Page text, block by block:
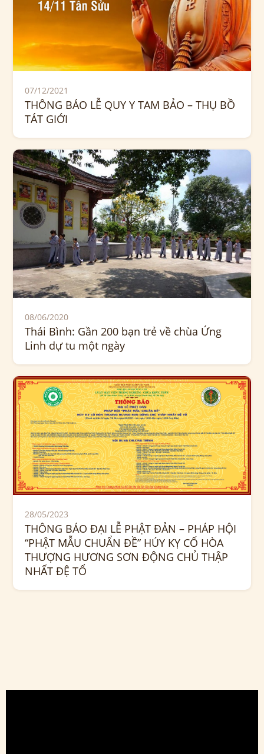
07/12/2021
THÔNG BÁO LỄ QUY Y TAM BẢO – THỤ BỒ
TÁT GIỚI
08/06/2020
Thái Bình: Gần 200 bạn trẻ về chùa Ứng
Linh dự tu một ngày
28/05/2023
THÔNG BÁO ĐẠI LỄ PHẬT ĐẢN – PHÁP HỘI
“PHẬT MẪU CHUẨN ĐỀ” HÚY KỴ CỐ HÒA
THƯỢNG HƯƠNG SƠN ĐỘNG CHỦ THẬP
NHẤT ĐỆ TỔ